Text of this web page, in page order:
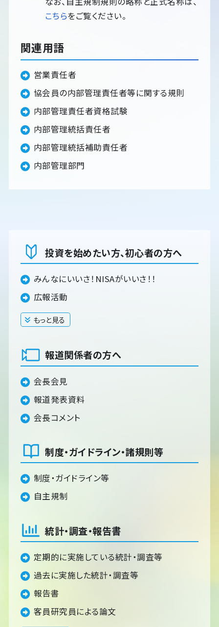
こちらをご覧ください。
関連用語
営業責任者
協会員の内部管理責任者等に関する規則
内部管理責任者資格試験
内部管理統括責任者
内部管理統括補助責任者
内部管理部門
投資を始めたい方、初心者の方へ
みんなにいいさ！NISAがいいさ！！
広報活動
もっと見る
閉じる
報道関係者の方へ
会長会見
報道発表資料
会長コメント
制度・ガイドライン・諸規則等
制度・ガイドライン等
自主規制
統計・調査・報告書
定期的に実施している統計・調査等
過去に実施した統計・調査等
報告書
客員研究員による論文